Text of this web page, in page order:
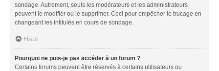
sondage. Autrement, seuls les modérateurs et les administrateurs
peuvent le modifier ou le supprimer. Ceci pour empêcher le trucage en
changeant les intitulés en cours de sondage.
Haut
Pourquoi ne puis-je pas accéder à un forum ?
Certains forums peuvent être réservés à certains utilisateurs ou